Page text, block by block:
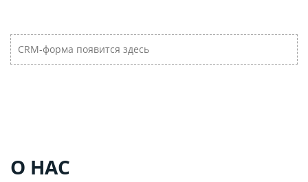
CRM-форма появится здесь
О НАС